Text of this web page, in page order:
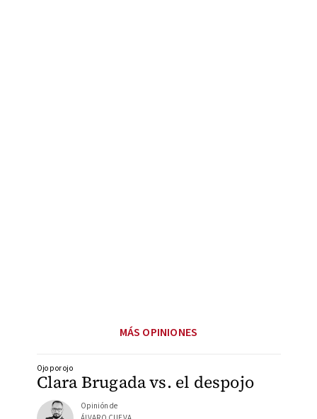
MÁS OPINIONES
Clara Brugada vs. el despojo
Ojo por ojo
Opinión de